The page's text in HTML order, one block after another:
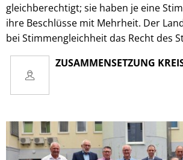
gleichberechtigt; sie haben je eine
ihre Beschlüsse mit Mehrheit. Der
bei Stimmengleichheit das Recht des
ZUSAMMENSETZUNG